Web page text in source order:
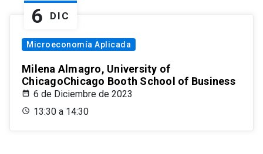
6 DIC
Microeconomía Aplicada
Milena Almagro, University of
ChicagoChicago Booth School of Business
6 de Diciembre de 2023
13:30 a 14:30